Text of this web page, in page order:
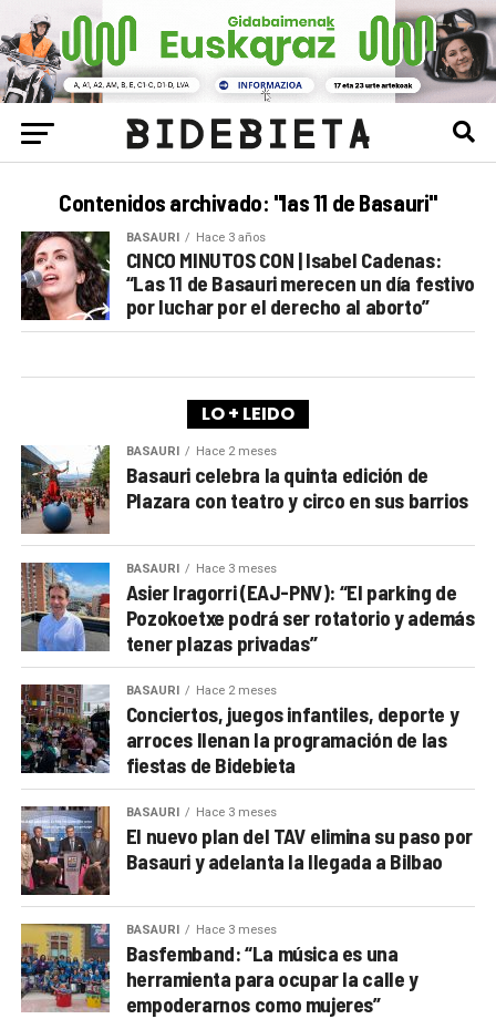
Contenidos archivado: "las 11 de Basauri"
BASAURI Hace 3 años
CINCO MINUTOS CON | Isabel Cadenas:
“Las 11 de Basauri merecen un día festivo
por luchar por el derecho al aborto”
LO + LEIDO
BASAURI Hace 2 meses
Basauri celebra la quinta edición de
Plazara con teatro y circo en sus barrios
BASAURI Hace 3 meses
Asier Iragorri (EAJ-PNV): “El parking de
Pozokoetxe podrá ser rotatorio y además
tener plazas privadas”
BASAURI Hace 2 meses
Conciertos, juegos infantiles, deporte y
arroces llenan la programación de las
fiestas de Bidebieta
BASAURI Hace 3 meses
El nuevo plan del TAV elimina su paso por
Basauri y adelanta la llegada a Bilbao
BASAURI Hace 3 meses
Basfemband: “La música es una
herramienta para ocupar la calle y
empoderarnos como mujeres”